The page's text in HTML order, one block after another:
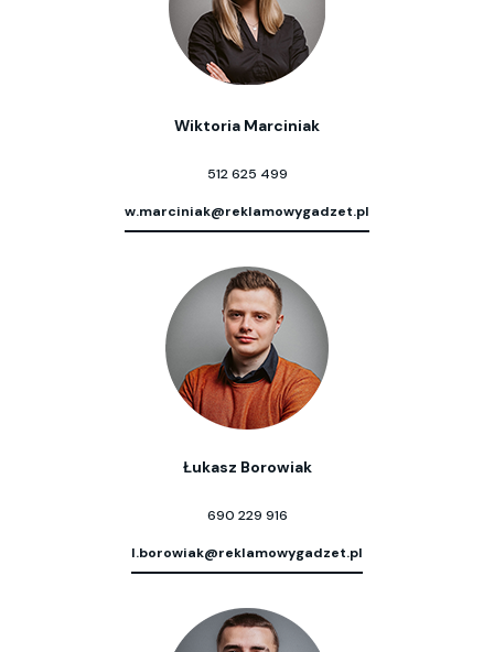
Wiktoria Marciniak
512 625 499
w.marciniak@reklamowygadzet.pl
Łukasz Borowiak
690 229 916
l.borowiak@reklamowygadzet.pl